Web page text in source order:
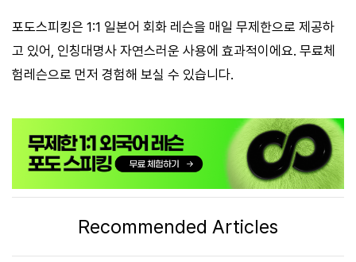
포도스피킹은 1:1 일본어 회화 레슨을 매일 무제한으로 제공하
고 있어, 인칭대명사 자연스러운 사용에 효과적이에요. 무료체
험레슨으로 먼저 경험해 보실 수 있습니다.
Recommended Articles